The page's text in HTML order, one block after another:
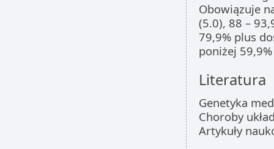
Obowiązuje
(5.0), 88 –
79,9% plus
poniżej
Literatura
Genetyka
Choroby
Artykuły